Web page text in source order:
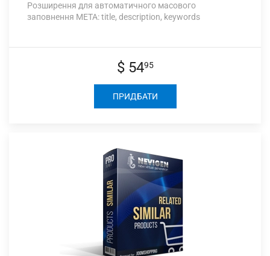
Розширення для автоматичного масового
заповнення META: title, description, keywords
$ 5495
ПРИДБАТИ